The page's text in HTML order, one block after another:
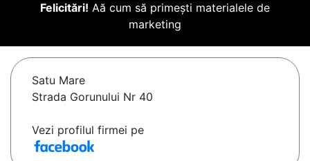
Felicitări! Aă cum să primești materialele de
marketing
Satu Mare
Strada Gorunului Nr 40
Vezi profilul firmei pe